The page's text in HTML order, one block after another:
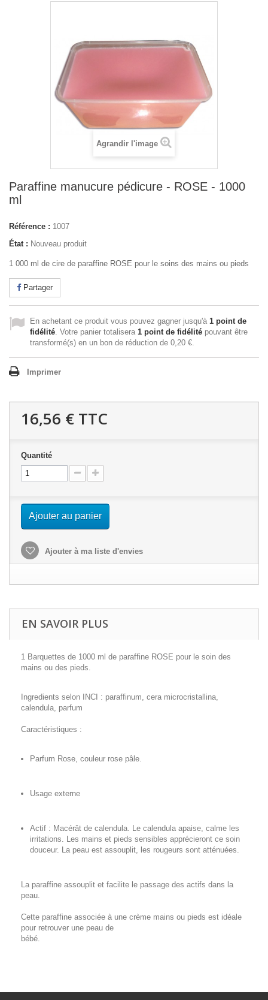
Agrandir l'image
Paraffine manucure pédicure - ROSE - 1000
ml
Référence : 1007
État : Nouveau produit
1 000 ml de cire de paraffine ROSE pour le soins des mains ou pieds
Partager
En achetant ce produit vous pouvez gagner jusqu'à 1 point de
fidélité. Votre panier totalisera 1 point de fidélité pouvant être
transformé(s) en un bon de réduction de 0,20 €.
Imprimer
16,56 € TTC
Quantité
Ajouter au panier
Ajouter à ma liste d'envies
EN SAVOIR PLUS
1 Barquettes de 1000 ml de paraffine ROSE pour le soin des
mains ou des pieds.
Ingredients selon INCI : paraffinum, cera microcristallina,
calendula, parfum
Caractéristiques :
Parfum Rose, couleur rose pâle.
Usage externe
Actif : Macérât de calendula. Le calendula apaise, calme les
irritations. Les mains et pieds sensibles apprécieront ce soin
douceur. La peau est assouplit, les rougeurs sont atténuées.
La paraffine assouplit et facilite le passage des actifs dans la
peau.
Cette paraffine associée à une crème mains ou pieds est idéale
pour retrouver une peau de
bébé.